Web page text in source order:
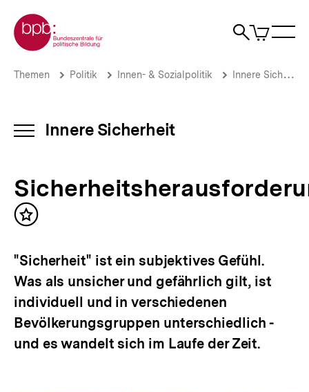
zum
Seiteninhalt
springen
Zur Startseite der bpb
Suche
Artikel
im
Sicherheitsherausforderungen
bpb.de
Brotkrümelnavigation
Pfadnavigation
Themen Politik Innen- & Sozialpolitik Innere Sicherheit
INHALTSNAVIGATION
Innere Sicherheit
Inhalt
"Sicherheit" ist ein subjektives Gefühl.
Was als unsicher und gefährlich gilt, ist
individuell und in verschiedenen
Bevölkerungsgruppen unterschiedlich -
und es wandelt sich im Laufe der Zeit.